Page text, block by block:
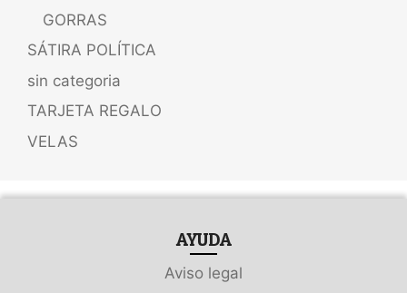
GORRAS
SÁTIRA POLÍTICA
sin categoria
TARJETA REGALO
VELAS
AYUDA
Aviso legal